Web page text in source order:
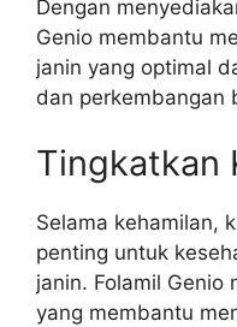
Dengan
Genio membantu
janin yang optimal
dan perkembangan
Tingkatkan
Selama kehamilan,
penting untuk
janin. Folamil Genio
yang membantu